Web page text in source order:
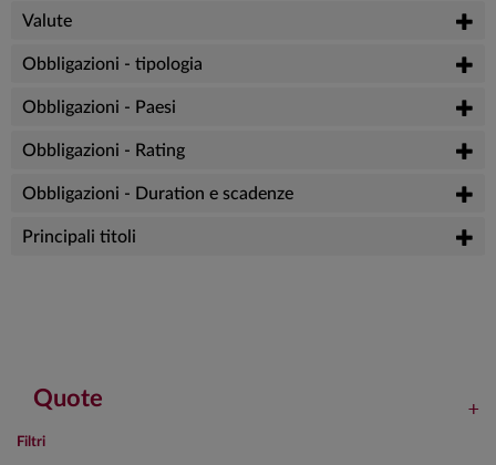
Valute
Obbligazioni - tipologia
Obbligazioni - Paesi
Obbligazioni - Rating
Obbligazioni - Duration e scadenze
Principali titoli
Quote
Filtri